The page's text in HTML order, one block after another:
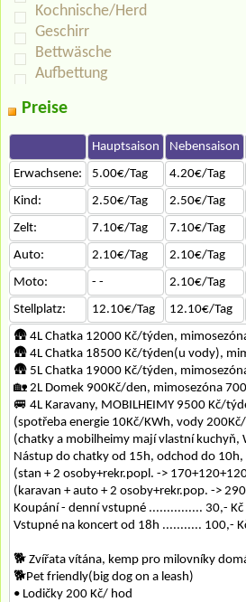
Kochnische/Herd
Geschirr
Bettwäsche
Aufbettung
Preise
Hauptsaison Nebensaison
Erwachsene:
5.00€/Tag 4.20€/Tag
Kind:
2.50€/Tag 2.50€/Tag
Zelt:
7.10€/Tag 7.10€/Tag
Auto:
2.10€/Tag 2.10€/Tag
Moto:
- - 2.10€/Tag
Stellplatz:
12.10€/Tag 12.10€/Tag
🛖 4L Chatka 12000 Kč/týden,
🛖 4L Chatka 18500 Kč/týden(u vody),
🛖 5L Chatka 19000 Kč/týden,
🏡 2L Domek 900Kč/den, mimosezóna
🚐 4L Karavany, MOBILHEIMY 9500 Kč/
(spotřeba energie 10Kč/KWh, vody
(chatky a mobilheimy mají vlastní kuchyň,
Nástup do chatky od 15h, odchod do 10h,
(stan + 2 osoby+rekr.popl. ->
(karavan + auto + 2 osoby+rekr.pop. ->
Koupání - denní vstupné ............... 30,-
Vstupné na koncert od 18h ........... 100,-
🐕‍ Zvířata vítána, kemp pro milovníky
🐕‍Pet friendly(big dog on a leash)
• Lodičky 200 Kč/ hod